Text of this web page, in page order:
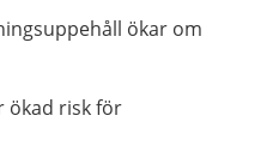
ökar om
ökad risk för